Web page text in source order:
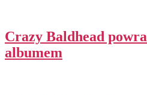
Crazy Baldhead
albumem